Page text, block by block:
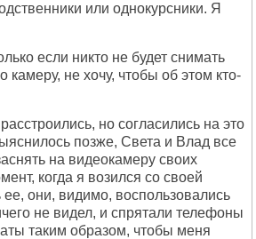
или однокурсники. Я
если никто не будет снимать
камеру, не хочу, чтобы об этом кто-
но согласились на это
позже, Света и Влад все
на видеокамеру своих
когда я возился со своей
ее, они, видимо, воспользовались
не видел, и спрятали телефоны
таким образом, чтобы меня